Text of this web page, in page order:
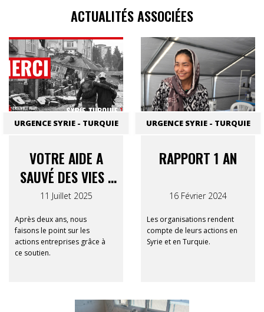
ACTUALITÉS ASSOCIÉES
VOTRE AIDE A
SAUVÉ DES VIES :
RAPPORT FINAL
SYRIE-TURQUIE 12-
12
11 Juillet 2025
Après deux ans, nous
faisons le point sur les
actions entreprises grâce à
ce soutien.
URGENCE SYRIE - TURQUIE
RAPPORT 1 AN
16 Février 2024
Les organisations rendent
compte de leurs actions en
Syrie et en Turquie.
URGENCE SYRIE - TURQUIE